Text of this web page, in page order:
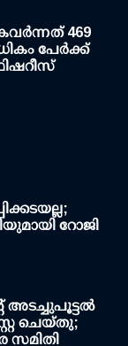
469
പേര്‍ക്ക്
റോജി
അടച്ചുപൂട്ടൽ
ചെയ്തു;
സമിതി